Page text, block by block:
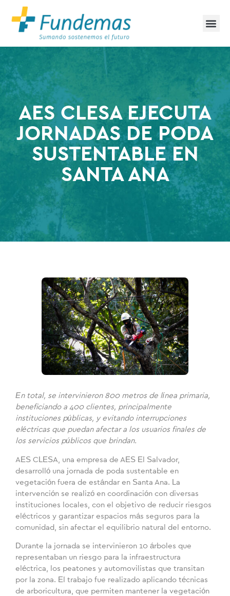
AES CLESA EJECUTA
JORNADAS DE PODA
SUSTENTABLE EN
SANTA ANA
En total, se intervinieron 800 metros de línea primaria,
beneficiando a 400 clientes, principalmente
instituciones públicas, y evitando interrupciones
eléctricas que puedan afectar a los usuarios finales de
los servicios públicos que brindan.
AES CLESA, una empresa de AES El Salvador,
desarrolló una jornada de poda sustentable en
vegetación fuera de estándar en Santa Ana. La
intervención se realizó en coordinación con diversas
instituciones locales, con el objetivo de reducir riesgos
eléctricos y garantizar espacios más seguros para la
comunidad, sin afectar el equilibrio natural del entorno.
Durante la jornada se intervinieron 10 árboles que
representaban un riesgo para la infraestructura
eléctrica, los peatones y automovilistas que transitan
por la zona. El trabajo fue realizado aplicando técnicas
de arboricultura, que permiten mantener la vegetación